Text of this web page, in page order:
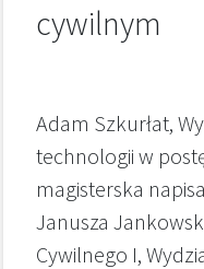
cywilnym
Adam Szkurłat,
technologii w
magisterska
Janusza
Cywilnego I,